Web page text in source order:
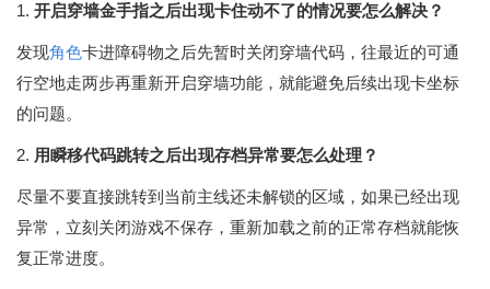
1. 开启穿墙金手指之后出现卡住动不了的情况要怎么解决？
发现角色卡进障碍物之后先暂时关闭穿墙代码，往最近的可通
行空地走两步再重新开启穿墙功能，就能避免后续出现卡坐标
的问题。
2. 用瞬移代码跳转之后出现存档异常要怎么处理？
尽量不要直接跳转到当前主线还未解锁的区域，如果已经出现
异常，立刻关闭游戏不保存，重新加载之前的正常存档就能恢
复正常进度。